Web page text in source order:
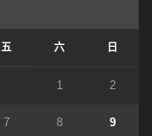
五 六 日
1 2
7 8 9